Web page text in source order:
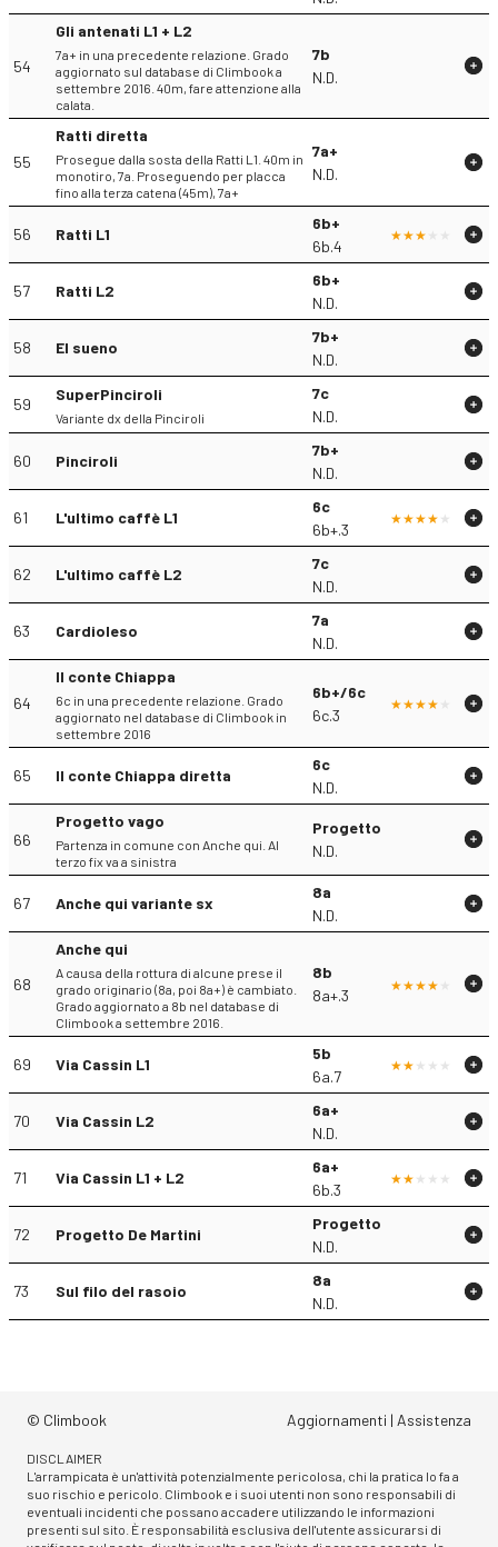
54
Gli antenati L1 + L2
7a+ in una precedente relazione. Grado
aggiornato sul database di Climbook a
settembre 2016. 40m, fare attenzione alla
calata.
7b
N.D.
55
Ratti diretta
Prosegue dalla sosta della Ratti L1. 40m in
monotiro, 7a. Proseguendo per placca
fino alla terza catena (45m), 7a+
7a+
N.D.
56 Ratti L1
6b+
6b.4
57 Ratti L2
6b+
N.D.
58 El sueno
7b+
N.D.
59
SuperPinciroli
Variante dx della Pinciroli
7c
N.D.
60 Pinciroli
7b+
N.D.
61 L'ultimo caffè L1
6c
6b+.3
62 L'ultimo caffè L2
7c
N.D.
63 Cardioleso
7a
N.D.
64
Il conte Chiappa
6c in una precedente relazione. Grado
aggiornato nel database di Climbook in
settembre 2016
6b+/6c
6c.3
65 Il conte Chiappa diretta
6c
N.D.
66
Progetto vago
Partenza in comune con Anche qui. Al
terzo fix va a sinistra
Progetto
N.D.
67 Anche qui variante sx
8a
N.D.
68
Anche qui
A causa della rottura di alcune prese il
grado originario (8a, poi 8a+) è cambiato.
Grado aggiornato a 8b nel database di
Climbook a settembre 2016.
8b
8a+.3
69 Via Cassin L1
5b
6a.7
70 Via Cassin L2
6a+
N.D.
71 Via Cassin L1 + L2
6a+
6b.3
72 Progetto De Martini
Progetto
N.D.
73 Sul filo del rasoio
8a
N.D.
© Climbook Aggiornamenti | Assistenza
DISCLAIMER
L'arrampicata è un'attività potenzialmente pericolosa, chi la pratica lo fa a
suo rischio e pericolo. Climbook e i suoi utenti non sono responsabili di
eventuali incidenti che possano accadere utilizzando le informazioni
presenti sul sito. È responsabilità esclusiva dell'utente assicurarsi di